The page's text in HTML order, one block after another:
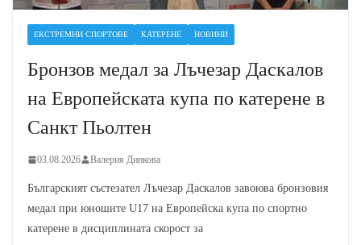
ЕКСТРЕМНИ СПОРТОВЕ КАТЕРЕНЕ НОВИНИ
Бронзов медал за Лъчезар Даскалов
на Европейската купа по катерене в
Санкт Пьолтен
03.08.2026 Валерия Динкова
Българският състезател Лъчезар Даскалов завоюва бронзовия
медал при юношите U17 на Европейска купа по спортно
катерене в дисциплината скорост за